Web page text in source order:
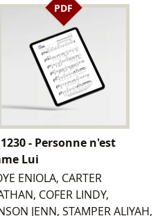
PDF
1230 - Personne n'est
Lui
ENIOLA, CARTER
COFER LINDY,
JENN, STAMPER ALIYAH,